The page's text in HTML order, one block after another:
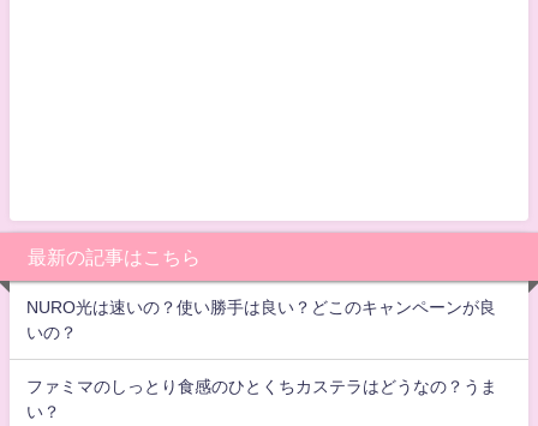
最新の記事はこちら
NURO光は速いの？使い勝手は良い？どこのキャンペーンが良
いの？
ファミマのしっとり食感のひとくちカステラはどうなの？うま
い？